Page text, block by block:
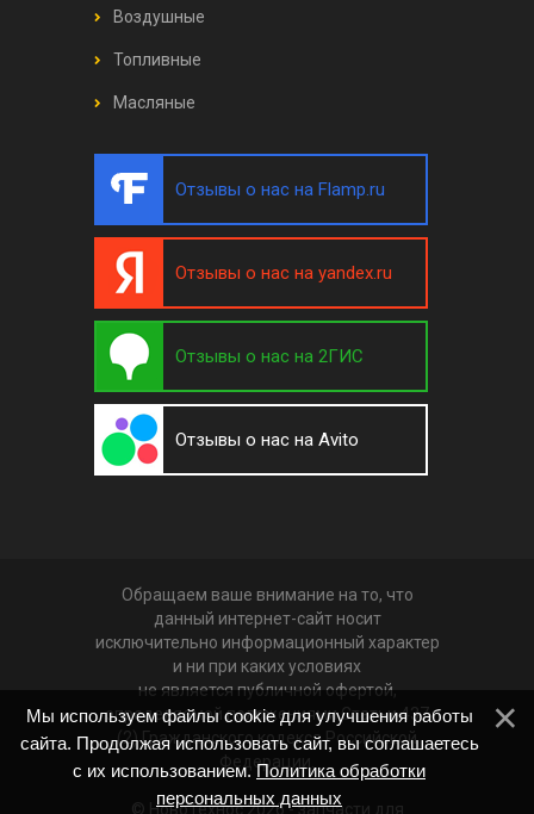
Воздушные
Топливные
Масляные
Отзывы о нас на Flamp.ru
Отзывы о нас на yandex.ru
Отзывы о нас на 2ГИС
Отзывы о нас на Avito
Обращаем ваше внимание на то, что
данный интернет-сайт носит
исключительно информационный характер
и ни при каких условиях
не является публичной офертой,
определяемой положениями Статьи 437
(2) Гражданского кодекса Российской
Федерации.
© НовоТехнос 2026 -запчасти для
Мы используем файлы cookie для улучшения работы
сайта. Продолжая использовать сайт, вы соглашаетесь
с их использованием.Политика обработки
персональных данных